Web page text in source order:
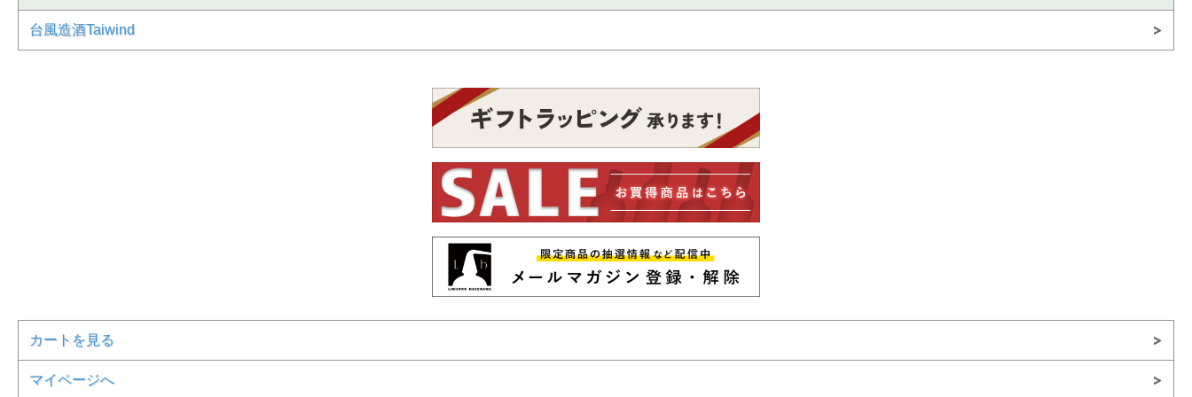
台風造酒Taiwind
カートを見る
マイページへ